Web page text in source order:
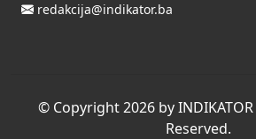
redakcija@indikator.ba
© Copyright 2026 by
Reserved.